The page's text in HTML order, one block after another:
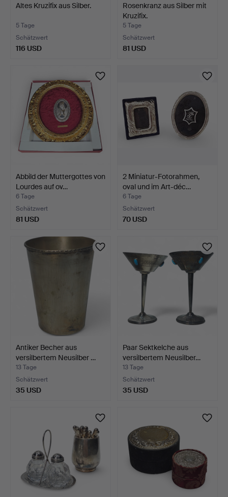
Altes Kruzifix aus Silber.
5 Tage
Schätzwert
116 USD
Rosenkranz aus Silber mit
Kruzifix.
5 Tage
Schätzwert
81 USD
Abbild der Muttergottes von
Lourdes auf ov…
6 Tage
Schätzwert
81 USD
2 Miniatur-Fotorahmen,
oval und im Art-déc…
6 Tage
Schätzwert
70 USD
Antiker Becher aus
versilbertem Neusilber …
13 Tage
Schätzwert
35 USD
Paar Sektkelche aus
versilbertem Neusilber…
13 Tage
Schätzwert
35 USD